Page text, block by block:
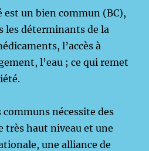
est un bien commun (BC),
les déterminants de la
l’accès à
l’eau ; ce qui remet
nécessite des
très haut niveau et une
une alliance de